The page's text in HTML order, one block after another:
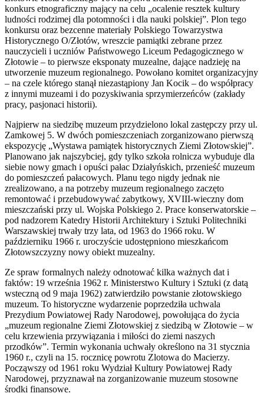
konkurs etnograficzny mający na celu „ocalenie resztek kultury
ludności rodzimej dla potomności i dla nauki polskiej”. Plon tego
konkursu oraz bezcenne materiały Polskiego Towarzystwa
Historycznego O/Złotów, wreszcie pamiątki zebrane przez
nauczycieli i uczniów Państwowego Liceum Pedagogicznego w
Złotowie – to pierwsze eksponaty muzealne, dające nadzieję na
utworzenie muzeum regionalnego. Powołano komitet organizacyjny
– na czele którego stanął niezastąpiony Jan Kocik – do współpracy
z innymi muzeami i do pozyskiwania sprzymierzeńców (zakłady
pracy, pasjonaci historii).
Najpierw na siedzibę muzeum przydzielono lokal zastępczy przy ul.
Zamkowej 5. W dwóch pomieszczeniach zorganizowano pierwszą
ekspozycję „Wystawa pamiątek historycznych Ziemi Złotowskiej”.
Planowano jak najszybciej, gdy tylko szkoła rolnicza wybuduje dla
siebie nowy gmach i opuści pałac Działyńskich, przenieść muzeum
do pomieszczeń pałacowych. Planu tego nigdy jednak nie
zrealizowano, a na potrzeby muzeum regionalnego zaczęto
remontować i przebudowywać zabytkowy, XVIII-wieczny dom
mieszczański przy ul. Wojska Polskiego 2. Prace konserwatorskie –
pod nadzorem Katedry Historii Architektury i Sztuki Politechniki
Warszawskiej trwały trzy lata, od 1963 do 1966 roku. W
październiku 1966 r. uroczyście udostępniono mieszkańcom
Złotowszczyzny nowy obiekt muzealny.
Ze spraw formalnych należy odnotować kilka ważnych dat i
faktów: 19 września 1962 r. Ministerstwo Kultury i Sztuki (z datą
wsteczną od 9 maja 1962) zatwierdziło powstanie złotowskiego
muzeum. To historyczne wydarzenie poprzedziła uchwala
Prezydium Powiatowej Rady Narodowej, powołująca do życia
„muzeum regionalne Ziemi Złotowskiej z siedzibą w Złotowie – w
celu krzewienia przywiązania i miłości do ziemi naszych
przodków”. Termin wykonania uchwały określono na 31 stycznia
1960 r., czyli na 15. rocznicę powrotu Zlotowa do Macierzy.
Począwszy od 1961 roku Wydział Kultury Powiatowej Rady
Narodowej, przyznawał na zorganizowanie muzeum stosowne
środki finansowe.